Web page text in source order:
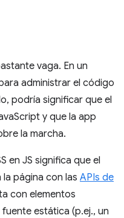
vaga. En un
administrar el código
podría significar que el
y que la app
la marcha.
en JS significa que el
página con las APIs de
con elementos
fuente estática (p.ej., un